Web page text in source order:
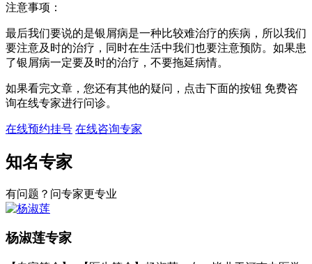
注意事项：
最后我们要说的是银屑病是一种比较难治疗的疾病，所以我们
要注意及时的治疗，同时在生活中我们也要注意预防。如果患
了银屑病一定要及时的治疗，不要拖延病情。
如果看完文章，您还有其他的疑问，点击下面的按钮 免费咨
询在线专家进行问诊。
在线预约挂号 在线咨询专家
知名专家
有问题？问专家更专业
杨淑莲专家